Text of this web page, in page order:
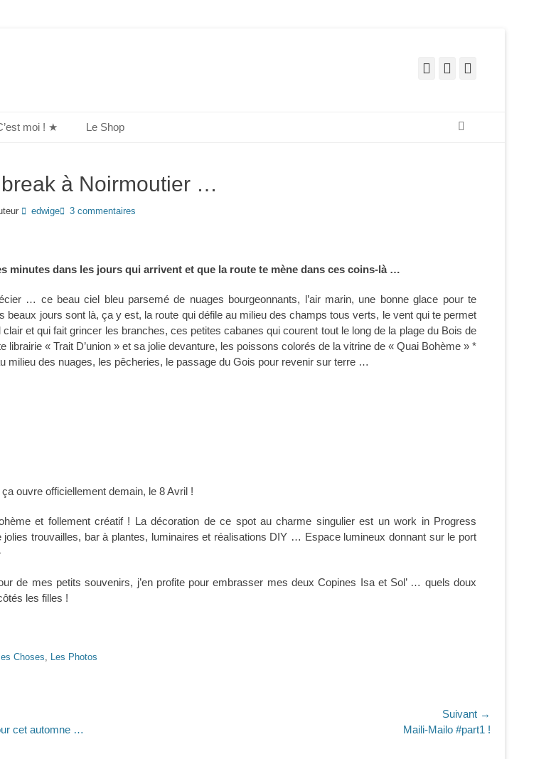
FacebookPinterest
moi ! ★ Le Shop
à Noirmoutier …
edwige 3 commentaires
minutes dans les jours qui arrivent et que la route te mène dans ces coins-là …
… ce beau ciel bleu parsemé de nuages bourgeonnants, l’air marin, une bonne glace pour te
beaux jours sont là, ça y est, la route qui défile au milieu des champs tous verts, le vent qui te permet
clair et qui fait grincer les branches, ces petites cabanes qui courent tout le long de la plage du Bois de
librairie « Trait D’union » et sa jolie devanture, les poissons colorés de la vitrine de « Quai Bohème » *
milieu des nuages, les pêcheries, le passage du Gois pour revenir sur terre …
ouvre officiellement demain, le 8 Avril !
et follement créatif ! La décoration de ce spot au charme singulier est un work in Progress
jolies trouvailles, bar à plantes, luminaires et réalisations DIY … Espace lumineux donnant sur le port
de mes petits souvenirs, j’en profite pour embrasser mes deux Copines Isa et Sol’ … quels doux
les filles !
Choses, Les Photos
cet automne …
Suivant →
Maili-Mailo #part1 !